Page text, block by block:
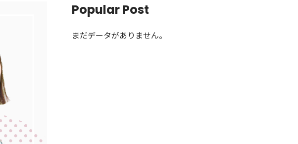
Popular Post
まだデータがありません。